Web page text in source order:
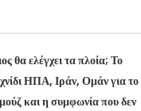
θα ελέγχει τα πλοία; Το
ΗΠΑ, Ιράν, Ομάν για το
και η συμφωνία που δεν